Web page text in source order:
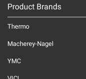
Product Brands
Thermo
Macherey-Nagel
YMC